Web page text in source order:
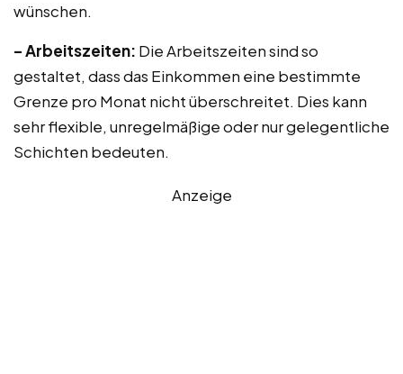
wünschen.
– Arbeitszeiten: Die Arbeitszeiten sind so
gestaltet, dass das Einkommen eine bestimmte
Grenze pro Monat nicht überschreitet. Dies kann
sehr flexible, unregelmäßige oder nur gelegentliche
Schichten bedeuten.
Anzeige